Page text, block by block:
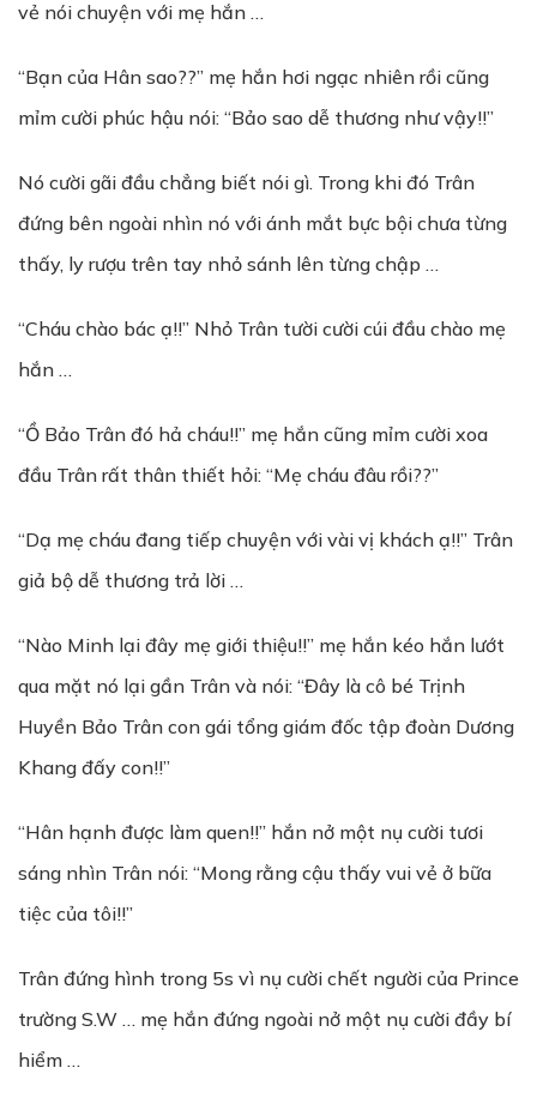
vẻ nói chuyện với mẹ hắn …
“Bạn của Hân sao??” mẹ hắn hơi ngạc nhiên rồi cũng
mỉm cười phúc hậu nói: “Bảo sao dễ thương như vậy!!”
Nó cười gãi đầu chẳng biết nói gì. Trong khi đó Trân
đứng bên ngoài nhìn nó với ánh mắt bực bội chưa từng
thấy, ly rượu trên tay nhỏ sánh lên từng chập …
“Cháu chào bác ạ!!” Nhỏ Trân tười cười cúi đầu chào mẹ
hắn …
“Ồ Bảo Trân đó hả cháu!!” mẹ hắn cũng mỉm cười xoa
đầu Trân rất thân thiết hỏi: “Mẹ cháu đâu rồi??”
“Dạ mẹ cháu đang tiếp chuyện với vài vị khách ạ!!” Trân
giả bộ dễ thương trả lời …
“Nào Minh lại đây mẹ giới thiệu!!” mẹ hắn kéo hắn lướt
qua mặt nó lại gần Trân và nói: “Đây là cô bé Trịnh
Huyền Bảo Trân con gái tổng giám đốc tập đoàn Dương
Khang đấy con!!”
“Hân hạnh được làm quen!!” hắn nở một nụ cười tươi
sáng nhìn Trân nói: “Mong rằng cậu thấy vui vẻ ở bữa
tiệc của tôi!!”
Trân đứng hình trong 5s vì nụ cười chết người của Prince
trường S.W … mẹ hắn đứng ngoài nở một nụ cười đầy bí
hiểm …